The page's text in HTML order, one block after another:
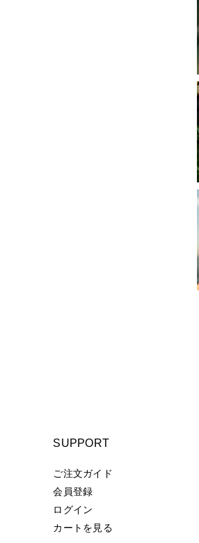
SUPPORT
ご注文ガイド
会員登録
ログイン
カートを見る